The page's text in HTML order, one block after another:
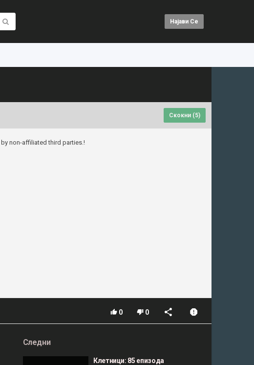
Најави Се
Скокни (5)
non-affiliated third parties.!
0 0
Следни
Клетници: 85 епизода